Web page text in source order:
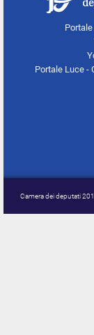
Portale Luce -
Camera dei deputati